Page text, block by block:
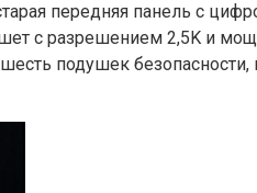
передняя панель с
разрешением 2,5K и
подушек